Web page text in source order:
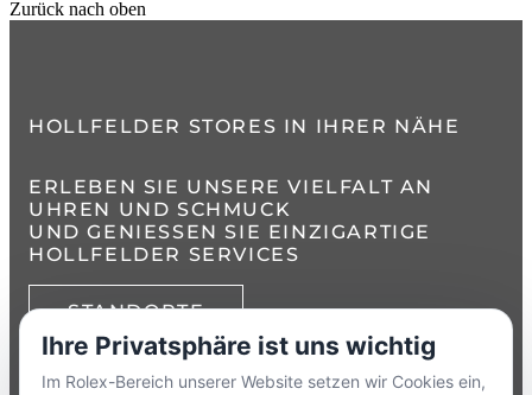
Zurück nach oben
HOLLFELDER STORES IN IHRER NÄHE
ERLEBEN SIE UNSERE VIELFALT AN
UHREN UND SCHMUCK
UND GENIESSEN SIE EINZIGARTIGE H
OLLFELDER SERVICES
STANDORTE
+49 8386 3729790
Ihre Privatsphäre ist uns wichtig
Im Rolex-Bereich unserer Website setzen wir Cookies ein,